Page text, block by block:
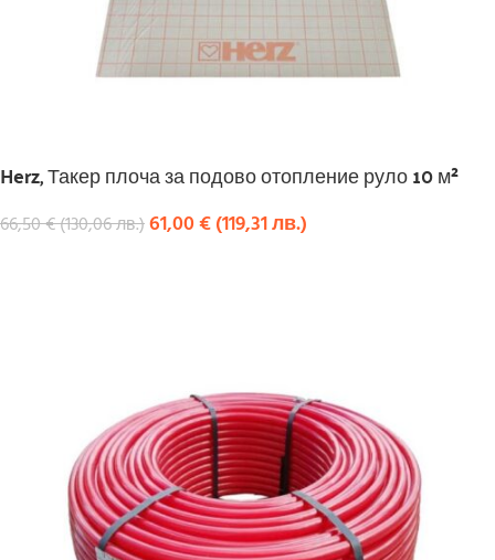
Herz, Такер плоча за подово отопление руло 10 м²
66,50€(130,06лв.)61,00€(119,31лв.)